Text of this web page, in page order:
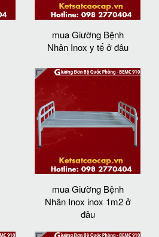
mua Giường Bệnh
Nhân Inox y tế ở đâu
mua Giường Bệnh
Nhân Inox inox 1m2 ở
đâu